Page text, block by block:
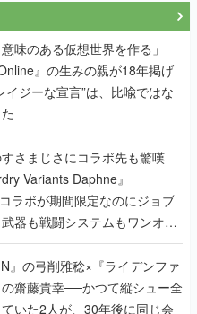
意味のある仮想世界を作る」
』の生みの親が18年掲げ
イジーな宣言”は、比喩ではな
さまじさにコラボ先も驚嘆
Variants Daphne』
ラボが期間限定なのにジョブ
器も戦闘システムもワンオフ
た理由を両ディレクターに聞
』の弓削雅稔×『ライデンファ
齋藤貴幸──かつて縦シュー全
いた2人が、30年後に同じ会